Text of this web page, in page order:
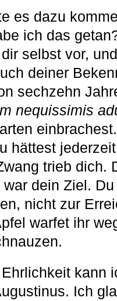
es dazu
ich das
selbst vor,
deiner
sechzehn
nequissimis
hättest
trieb dich.
war dein Ziel.
nicht zur
warfet ihr
kann
Ich